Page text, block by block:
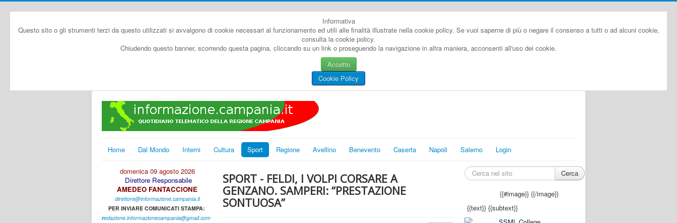
Informativa
Questo sito o gli strumenti terzi da questo utilizzati si avvalgono di cookie necessari al funzionamento ed utili alle finalità illustrate nella cookie policy. Se vuoi saperne di più o negare il consenso a tutti o ad alcuni cookie,
consulta la cookie policy.
Chiudendo questo banner, scorrendo questa pagina, cliccando su un link o proseguendo la navigazione in altra maniera, acconsenti all'uso dei cookie.
Accetto
Cookie Policy
Home Dal Mondo Interni Cultura Sport Regione Avellino Benevento Caserta Napoli Salerno Login
domenica 09 agosto 2026
Direttore Responsabile
AMEDEO FANTACCIONE
direttore@informazione.campania.it
PER INVIARE COMUNICATI STAMPA:
redazione.informazionecampania@gmail.com
SPORT - FELDI, I VOLPI CORSARE A
GENZANO. SAMPERI: “PRESTAZIONE
SONTUOSA”
Cerca
{{#image}}{{/image}}
{{text}} {{subtext}}